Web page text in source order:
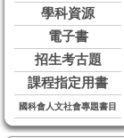
學科資源
電子書
招生考古題
課程指定用書
國科會人文社會專題書目